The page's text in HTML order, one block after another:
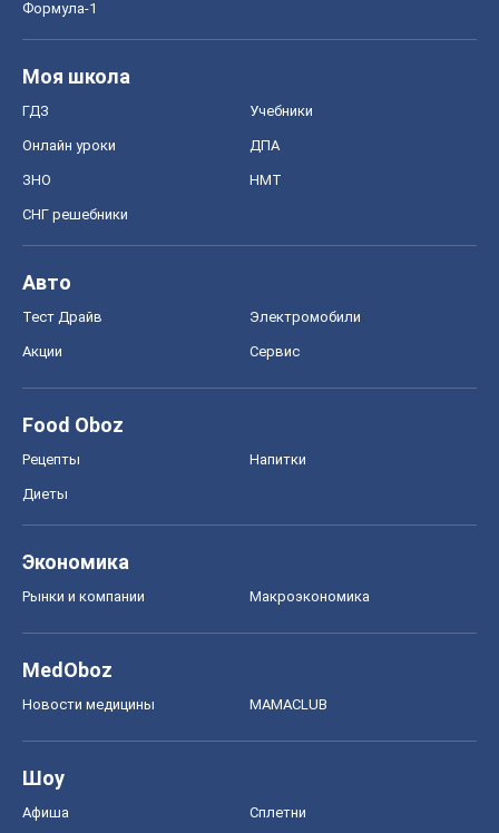
Формула-1
Моя школа
ГДЗ Учебники
Онлайн уроки ДПА
ЗНО НМТ
СНГ решебники
Авто
Тест Драйв Электромобили
Акции Сервис
Food Oboz
Рецепты Напитки
Диеты
Экономика
Рынки и компании Mакроэкономика
MedOboz
Новости медицины MAMACLUB
Шоу
Афиша Сплетни